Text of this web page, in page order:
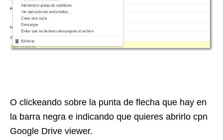
O clickeando sobre la punta de flecha que hay en
la barra negra e indicando que quieres abrirlo cpn
Google Drive viewer.